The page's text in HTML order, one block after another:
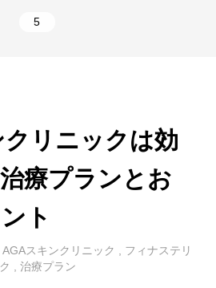
5
リニックは効
療プランとお
ト
AGAスキンクリニック , フィナステリ
治療プラン